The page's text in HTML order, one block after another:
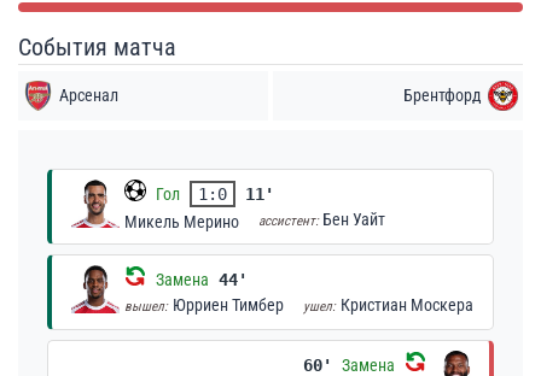
События матча
Арсенал Брентфорд
Гол 1:0
11'
Микель Мерино
ассистент: Бен Уайт
Замена 44'
вышел: Юрриен Тимбер ушел: Кристиан Москера
60' Замена